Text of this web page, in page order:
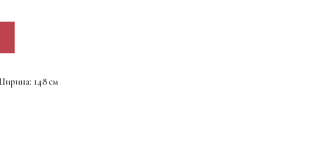
Ширина: 148 см